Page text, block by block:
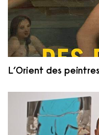
L’Orient des